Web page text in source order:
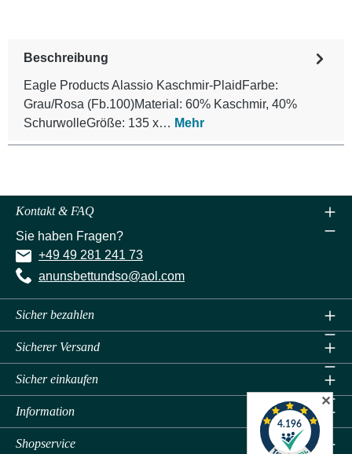
Beschreibung
Eagle Products Alassio Kaschmir-PlaidFarbe:
Grau/Rosa (Fb.100)Material: 60% Kaschmir, 40%
SchurwolleGröße: 135 x… Mehr
Kontakt & FAQ
Sie haben Fragen?
+49 49 281 241 73
anunsbettundso@aol.com
Sicher bezahlen
Sicherer Versand
Sicher einkaufen
Information
Shopservice
✕